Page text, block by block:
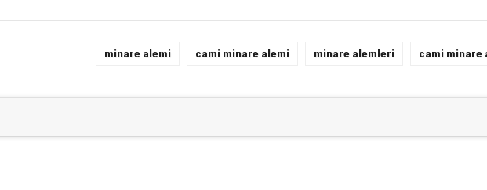
minare alemi cami minare alemi minare alemleri cami minare